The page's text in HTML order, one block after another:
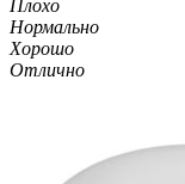
Плохо
Нормально
Хорошо
Отлично